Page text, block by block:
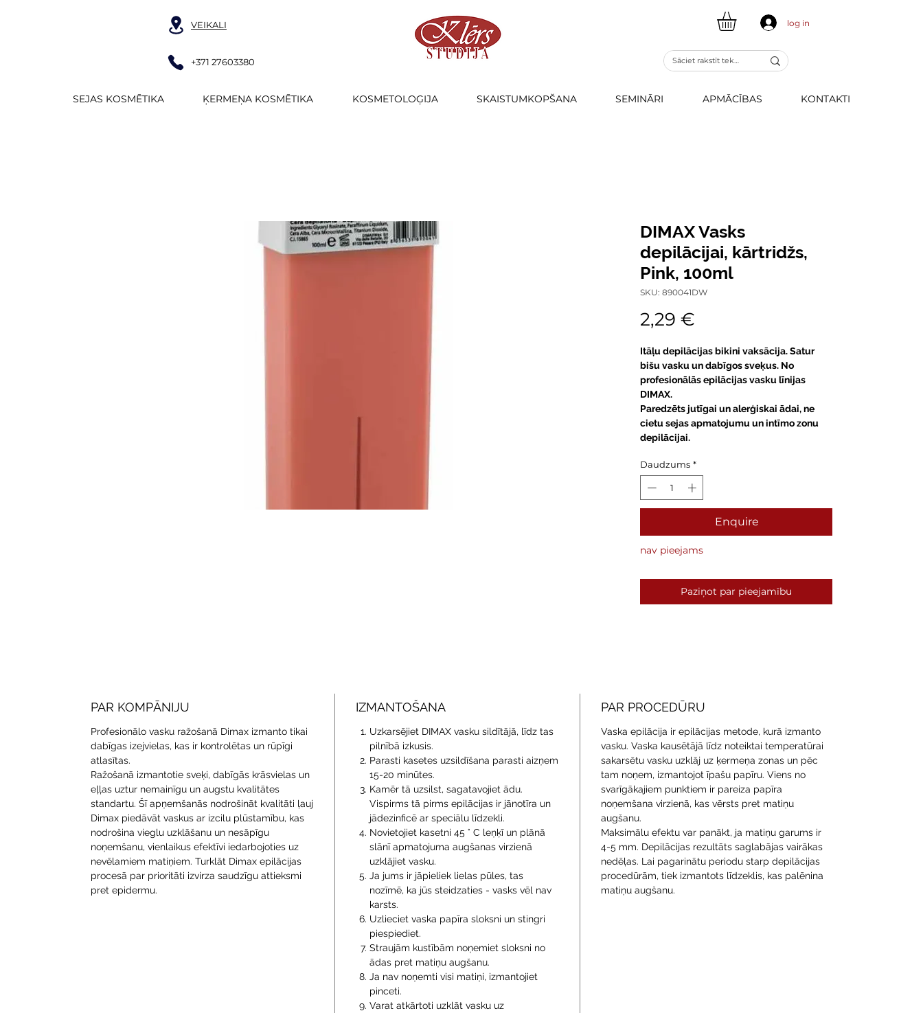
VEIKALI
+371 27603380
log in
SEJAS KOSMĒTIKA ĶERMEŅA KOSMĒTIKA KOSMETOLOĢIJA SKAISTUMKOPŠANA SEMINĀRI APMĀCĪBAS KONTAKTI
DIMAX Vasks
depilācijai, kārtridžs,
Pink, 100ml
SKU: 890041DW
2,29 €
Itāļu depilācijas bikini vaksācija. Satur
bišu vasku un dabīgos sveķus. No
profesionālās epilācijas vasku līnijas
DIMAX.
Paredzēts jutīgai un alerģiskai ādai, ne
cietu sejas apmatojumu un intīmo zonu
depilācijai.
Daudzums *
Enquire
nav pieejams
Paziņot par pieejamību
PAR KOMPĀNIJU
Profesionālo vasku ražošanā Dimax izmanto tikai
dabīgas izejvielas, kas ir kontrolētas un rūpīgi
atlasītas.
Ražošanā izmantotie sveķi, dabīgās krāsvielas un
eļļas uztur nemainīgu un augstu kvalitātes
standartu. Šī apņemšanās nodrošināt kvalitāti ļauj
Dimax piedāvāt vaskus ar izcilu plūstamību, kas
nodrošina vieglu uzklāšanu un nesāpīgu
noņemšanu, vienlaikus efektīvi iedarbojoties uz
nevēlamiem matiņiem. Turklāt Dimax epilācijas
procesā par prioritāti izvirza saudzīgu attieksmi
pret epidermu.
IZMANTOŠANA
Uzkarsējiet DIMAX vasku sildītājā, līdz tas
pilnībā izkusis.
Parasti kasetes uzsildīšana parasti aizņem
15-20 minūtes.
Kamēr tā uzsilst, sagatavojiet ādu.
Vispirms tā pirms epilācijas ir jānotīra un
jādezinficē ar speciālu līdzekli.
Novietojiet kasetni 45 ° C leņķī un plānā
slānī apmatojuma augšanas virzienā
uzklājiet vasku.
Ja jums ir jāpieliek lielas pūles, tas
nozīmē, ka jūs steidzaties - vasks vēl nav
karsts.
Uzlieciet vaska papīra sloksni un stingri
piespiediet.
Straujām kustībām noņemiet sloksni no
ādas pret matiņu augšanu.
Ja nav noņemti visi matiņi, izmantojiet
pinceti.
Varat atkārtoti uzklāt vasku uz
PAR PROCEDŪRU
Vaska epilācija ir epilācijas metode, kurā izmanto
vasku. Vaska kausētājā līdz noteiktai temperatūrai
sakarsētu vasku uzklāj uz ķermeņa zonas un pēc
tam noņem, izmantojot īpašu papīru. Viens no
svarīgākajiem punktiem ir pareiza papīra
noņemšana virzienā, kas vērsts pret matiņu
augšanu.
Maksimālu efektu var panākt, ja matiņu garums ir
4-5 mm. Depilācijas rezultāts saglabājas vairākas
nedēļas. Lai pagarinātu periodu starp depilācijas
procedūrām, tiek izmantots līdzeklis, kas palēnina
matiņu augšanu.